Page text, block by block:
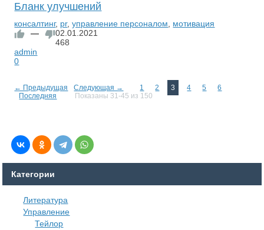
Бланк улучшений
консалтинг, pr,управление персоналом, мотивация
—
02.01.2021
468
admin
0
← Предыдущая Следующая → 1 2 3 4 5
6
Последняя
Показаны 31-45 из 150
Категории
Литература
Управление
Тейлор